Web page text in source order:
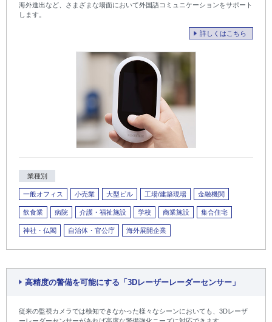
海外進出など、さまざまな場面において外国語コミュニケーションをサポート
します。
詳しくはこちら
業種別
一般オフィス 小売業 大型ビル 工場/建築現場 金融機関
飲食業 病院 介護・福祉施設 学校 商業施設 集合住宅
神社・仏閣 自治体・官公庁 海外展開企業
高精度の警備を可能にする「3Dレーザーレーダーセンサー」
従来の監視カメラでは検知できなかった様々なシーンにおいても、3Dレーザ
ーレーダーセンサーがあれば高度な警備強化ニーズに対応できます。